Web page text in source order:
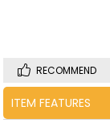
RECOMMEND
ITEM FEATURES